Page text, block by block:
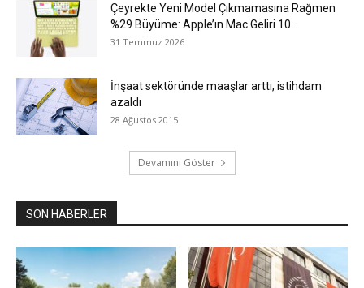
Çeyrekte Yeni Model Çıkmamasına Rağmen
%29 Büyüme: Apple’ın Mac Geliri 10...
31 Temmuz 2026
İnşaat sektöründe maaşlar arttı, istihdam
azaldı
28 Ağustos 2015
Devamını Göster
SON HABERLER